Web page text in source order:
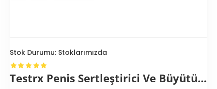
Stok Durumu: Stoklarımızda
Testrx Penis Sertleştirici Ve Büyütücü Hap